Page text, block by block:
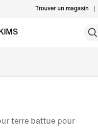
Trouver un magasin
terre battue pour